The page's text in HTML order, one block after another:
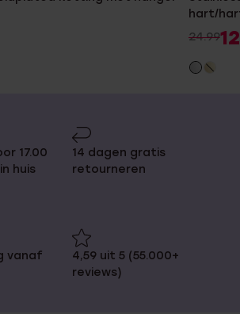
hart/
24.9912
17.00
huis
14 dagen gratis
retourneren
vanaf
4,59 uit 5 (55.000+
reviews)